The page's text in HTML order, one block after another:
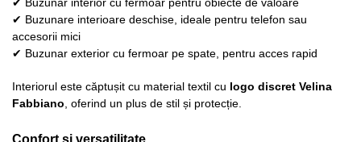
✔ Buzunar interior cu fermoar pentru obiecte de valoare
✔ Buzunare interioare deschise, ideale pentru telefon sau
accesorii mici
✔ Buzunar exterior cu fermoar pe spate, pentru acces rapid
Interiorul este căptușit cu material textil cu logo discret Velina
Fabbiano , oferind un plus de stil și protecție.
Confort și versatilitate